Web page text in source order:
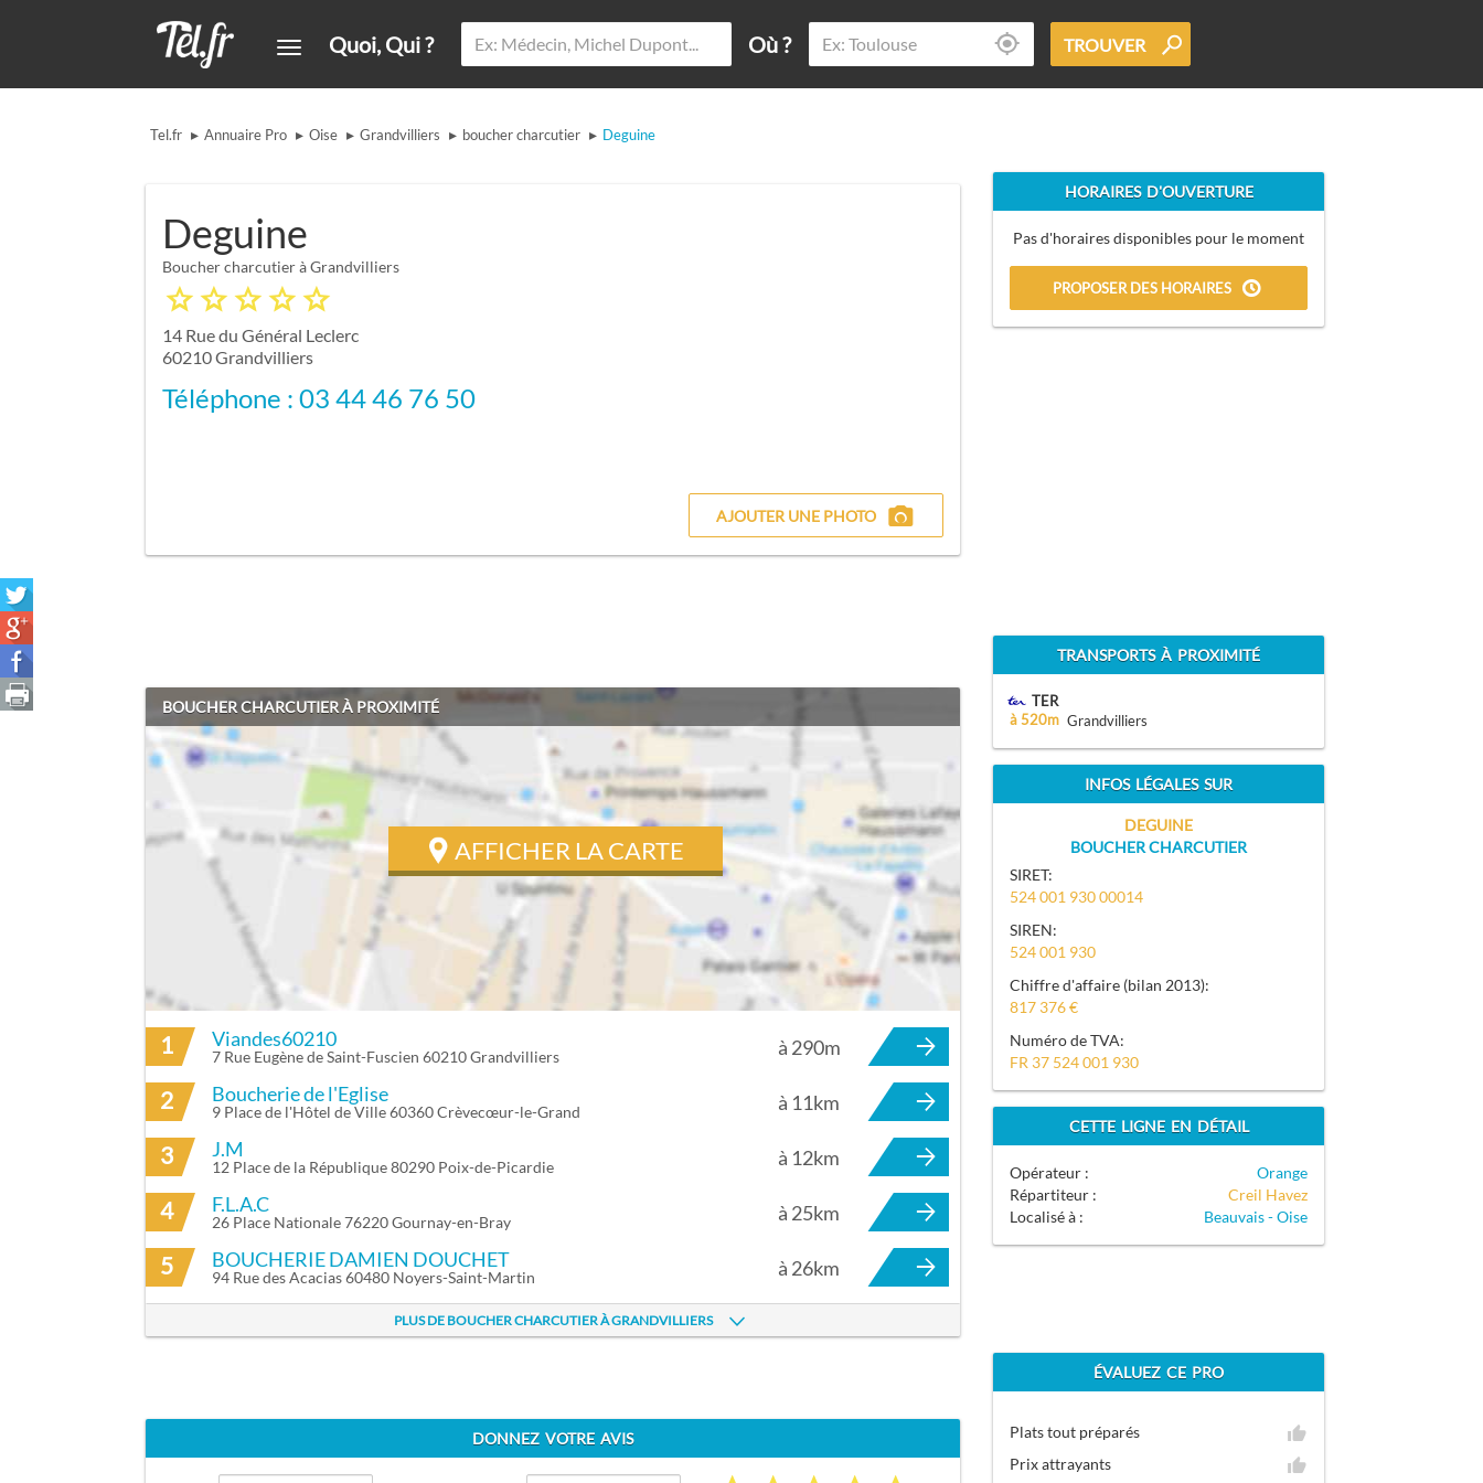
Quoi, Qui ? Où ? TROUVER
Tel.fr ▸ Annuaire Pro ▸ Oise ▸ Grandvilliers ▸ boucher charcutier ▸ Deguine
AJOUTER UNE PHOTO
Deguine
Boucher charcutier à Grandvilliers
14 Rue du Général Leclerc
60210Grandvilliers
Téléphone : 03 44 46 76 50
BOUCHER CHARCUTIER À PROXIMITÉ
AFFICHER LA CARTE
ITINÉRAIRE VERS DEGUINE À GRANDVILLIERS
1 Viandes60210
7 Rue Eugène de Saint-Fuscien 60210 Grandvilliers à 290m
2 Boucherie de l'Eglise
9 Place de l'Hôtel de Ville 60360 Crèvecœur-le-Grand à 11km
3 J.M
12 Place de la République 80290 Poix-de-Picardie à 12km
4 F.L.A.C
26 Place Nationale 76220 Gournay-en-Bray à 25km
5 BOUCHERIE DAMIEN DOUCHET
94 Rue des Acacias 60480 Noyers-Saint-Martin à 26km
PLUS DE BOUCHER CHARCUTIER À GRANDVILLIERS
HORAIRES D'OUVERTURE
Pas d'horaires disponibles pour le moment
PROPOSER DES HORAIRES
TRANSPORTS À PROXIMITÉ
TER
à 520m Grandvilliers
INFOS LÉGALES SUR
DEGUINE
BOUCHER CHARCUTIER
SIRET:
524 001 930 00014
SIREN:
524 001 930
Chiffre d'affaire (bilan 2013):
817 376 €
Numéro de TVA:
FR 37 524 001 930
CETTE LIGNE EN DÉTAIL
Opérateur :
Orange
Répartiteur :
Creil Havez
Localisé à :
Beauvais - Oise
DONNEZ VOTRE AVIS
ÉVALUEZ CE PRO
Plats tout préparés
Prix attrayants